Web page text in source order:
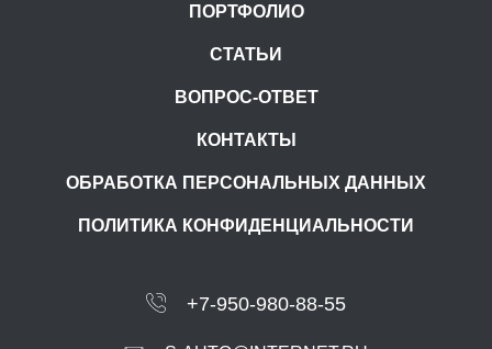
ПОРТФОЛИО
СТАТЬИ
ВОПРОС-ОТВЕТ
КОНТАКТЫ
ОБРАБОТКА ПЕРСОНАЛЬНЫХ ДАННЫХ
ПОЛИТИКА КОНФИДЕНЦИАЛЬНОСТИ
+7-950-980-88-55